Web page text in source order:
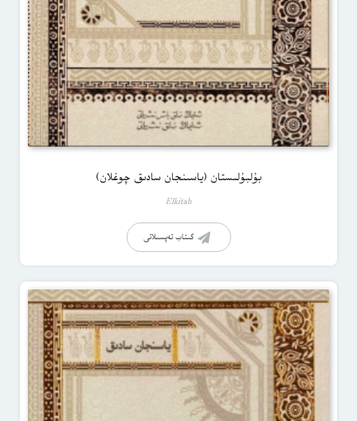
بۇلبۇلىستان (ياسىنجان سادىق چوغلان)
Elkitab
كىتاب تەپسىلاتى